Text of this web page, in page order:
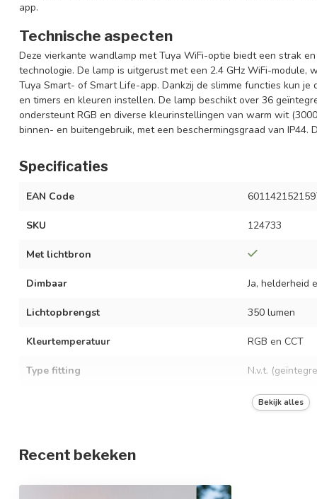
app.
Technische aspecten
Deze vierkante wandlamp met Tuya WiFi-optie biedt een strak
technologie. De lamp is uitgerust met een 2.4 GHz WiFi-module,
Tuya Smart- of Smart Life-app. Dankzij de slimme functies kun
en timers en kleuren instellen. De lamp beschikt over 36
ondersteunt RGB en diverse kleurinstellingen van warm wit
binnen- en buitengebruik, met een beschermingsgraad van IP44.
Specificaties
EAN Code
SKU 124733
Met lichtbron
Dimbaar Ja, helderheid
Lichtopbrengst 350 lumen
Kleurtemperatuur RGB en CCT
Type fitting N.v.t.
8W
Frequentie
Stralingshoek
Bekijk alles
Recent bekeken